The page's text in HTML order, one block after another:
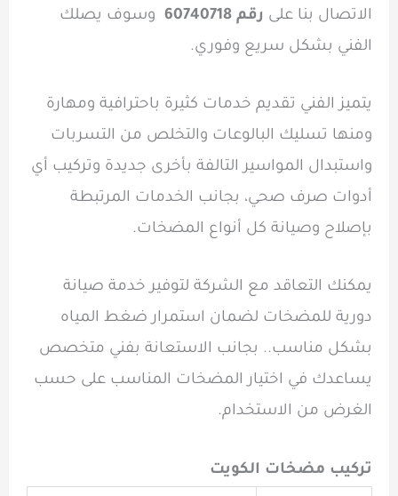
الاتصال بنا على رقم 60740718
وسوف يصلك
الفني بشكل سريع وفوري.
يتميز الفني تقديم خدمات كثيرة باحترافية ومهارة
ومنها تسليك البالوعات والتخلص من التسربات
واستبدال المواسير التالفة بأخرى جديدة وتركيب أي
أدوات صرف صحي، بجانب الخدمات المرتبطة
بإصلاح وصيانة كل أنواع المضخات.
يمكنك التعاقد مع الشركة لتوفير خدمة صيانة
دورية للمضخات لضمان استمرار ضغط المياه
بشكل مناسب.. بجانب الاستعانة بفني متخصص
يساعدك في اختيار المضخات المناسب على حسب
الغرض من الاستخدام.
تركيب مضخات الكويت